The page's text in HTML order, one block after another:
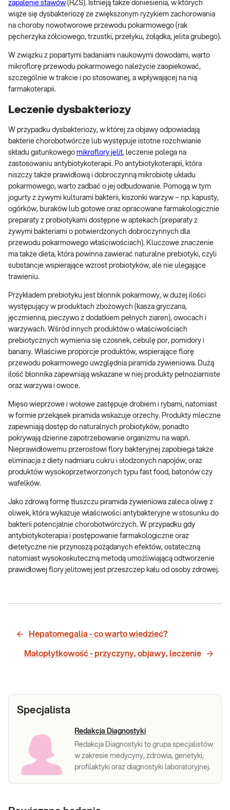
zapalenie stawów (RZS). Istnieją także doniesienia, w których
wiąże się dysbakteriozę ze zwiększonym ryzykiem zachorowania
na choroby nowotworowe przewodu pokarmowego (rak
pęcherzyka żółciowego, trzustki, przełyku, żołądka, jelita grubego).
W związku z popartymi badaniami naukowymi dowodami, warto
mikroflorę przewodu pokarmowego należycie zaopiekować,
szczególnie w trakcie i po stosowanej, a wpływającej na nią
farmakoterapii.
Leczenie dysbakteriozy
W przypadku dysbakteriozy, w której za objawy odpowiadają
bakterie chorobotwórcze lub występuje istotne rozchwianie
składu gatunkowego mikroflory jelit, leczenie polega na
zastosowaniu antybiotykoterapii. Po antybiotykoterapii, która
niszczy także prawidłową i dobroczynną mikrobiotę układu
pokarmowego, warto zadbać o jej odbudowanie. Pomogą w tym
jogurty z żywymi kulturami bakterii, kiszonki warzyw – np. kapusty,
ogórków, buraków lub gotowe oraz opracowane farmakologicznie
preparaty z probiotykami dostępne w aptekach (preparaty z
żywymi bakteriami o potwierdzonych dobroczynnych dla
przewodu pokarmowego właściwościach). Kluczowe znaczenie
ma także dieta, która powinna zawierać naturalne prebiotyki, czyli
substancje wspierające wzrost probiotyków, ale nie ulegające
trawieniu.
Przykładem prebiotyku jest błonnik pokarmowy, w dużej ilości
występujący w produktach zbożowych (kasza gryczana,
jęczmienna, pieczywo z dodatkiem pełnych ziaren), owocach i
warzywach. Wśród innych produktów o właściwościach
prebiotycznych wymienia się czosnek, cebulę por, pomidory i
banany. Właściwe proporcje produktów, wspierające florę
przewodu pokarmowego uwzględnia piramida żywieniowa. Dużą
ilość błonnika zapewniają wskazane w niej produkty pełnoziarniste
oraz warzywa i owoce.
Mięso wieprzowe i wołowe zastępuje drobiem i rybami, natomiast
w formie przekąsek piramida wskazuje orzechy. Produkty mleczne
zapewniają dostęp do naturalnych probiotyków, ponadto
pokrywają dzienne zapotrzebowanie organizmu na wapń.
Nieprawidłowemu przerostowi flory bakteryjnej zapobiega także
eliminacja z diety nadmiaru cukru i słodzonych napojów, oraz
produktów wysokoprzetworzonych typu fast food, batonów czy
wafelków.
Jako zdrową formę tłuszczu piramida żywieniowa zaleca oliwę z
oliwek, która wykazuje właściwości antybakteryjne w stosunku do
bakterii potencjalnie chorobotwórczych. W przypadku gdy
antybiotykoterapia i postępowanie farmakologiczne oraz
dietetyczne nie przynoszą pożądanych efektów, ostateczną
natomiast wysokoskuteczną metodą umożliwiającą odtworzenie
prawidłowej flory jelitowej jest przeszczep kału od osoby zdrowej.
Hepatomegalia - co warto wiedzieć?
Małopłytkowość - przyczyny, objawy, leczenie
Specjalista
Redakcja Diagnostyki
Redakcja Diagnostyki to grupa specjalistów
w zakresie medycyny, zdrowia, genetyki,
profilaktyki oraz diagnostyki laboratoryjnej.